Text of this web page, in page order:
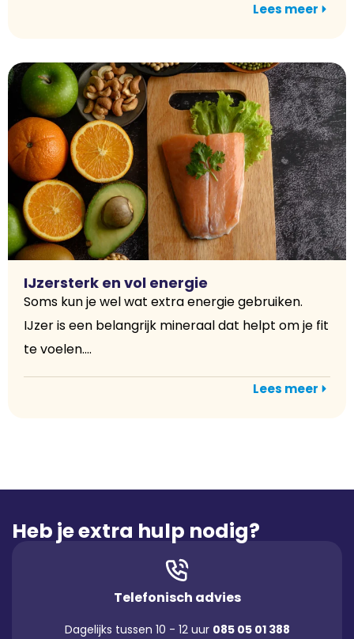
Lees meer
IJzersterk en vol energie
Soms kun je wel wat extra energie gebruiken.
IJzer is een belangrijk mineraal dat helpt om je fit
te voelen....
Lees meer
Heb je extra hulp nodig?
Telefonisch advies
Dagelijks tussen 10 - 12 uur 085 05 01 388